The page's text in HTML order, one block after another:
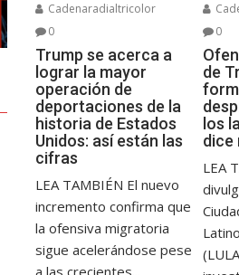
Cadenaradialtricolor
0
Trump se acerca a
lograr la mayor
operación de
deportaciones de la
historia de Estados
Unidos: así están las
cifras
LEA TAMBIÉN El nuevo
incremento confirma que
la ofensiva migratoria
sigue acelerándose pese
0
de
los
dice
LEA